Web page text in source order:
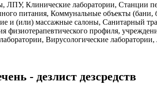
Клинические лаборатории, Станции
питания, Коммунальные объекты
и (или) массажные салоны, Санитарный
профиля,
Вирусологические
- дезлист дезсредств